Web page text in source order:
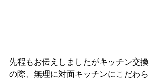
先程もお伝えしましたがキッチン交換
の際、無理に対面キッチンにこだわら